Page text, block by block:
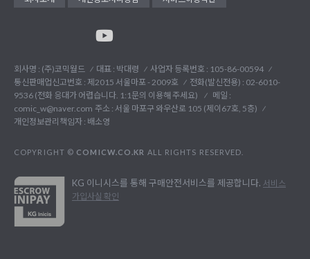
회사명 : (주)코믹월드 대표 : 박대령
사업자 등록번호 : 105-86-00594
통신판매업신고번호 : 제2015 서울마포 - 2009호
전화(발신전용) : 02-6010-
9536 (전화 응대가 어렵습니다. 1:1문의 이용해 주세요)
메일 :
comic_w@naver.com 주소 : 서울 마포구 와우산로 105 (제이67호, 5층)
개인정보관리책임자 : 배소영
COPYRIGHT © COMICW.CO.KR ALL RIGHTS RESERVED.
KG 이니시스를 통해 구매안전서비스를 제공합니다. 서비스
가입사실 확인